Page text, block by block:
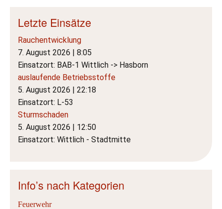
Letzte Einsätze
Rauchentwicklung
7. August 2026 | 8:05
Einsatzort: BAB-1 Wittlich -> Hasborn
auslaufende Betriebsstoffe
5. August 2026 | 22:18
Einsatzort: L-53
Sturmschaden
5. August 2026 | 12:50
Einsatzort: Wittlich - Stadtmitte
Info’s nach Kategorien
Feuerwehr